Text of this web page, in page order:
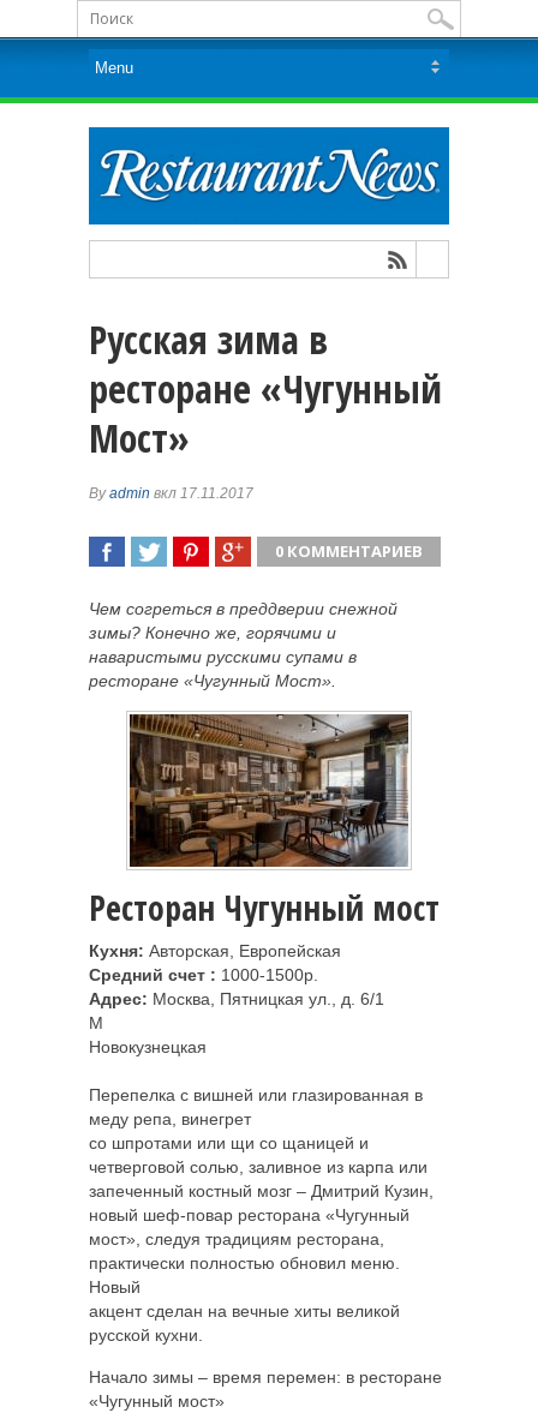
Русская зима в
ресторане «Чугунный
Мост»
Byadmin вкл 17.11.2017
0 КОММЕНТАРИЕВ
Чем согреться в преддверии снежной
зимы? Конечно же, горячими и
наваристыми русскими супами в
ресторане «Чугунный Мост».
Ресторан Чугунный мост
Кухня: Авторская, Европейская
Средний счет : 1000-1500р.
Адрес: Москва, Пятницкая ул., д. 6/1
M
Новокузнецкая
Перепелка с вишней или глазированная в
меду репа, винегрет
со шпротами или щи со щаницей и
четверговой солью, заливное из карпа или
запеченный костный мозг – Дмитрий Кузин,
новый шеф-повар ресторана «Чугунный
мост», следуя традициям ресторана,
практически полностью обновил меню.
Новый
акцент сделан на вечные хиты великой
русской кухни.
Начало зимы – время перемен: в ресторане
«Чугунный мост»